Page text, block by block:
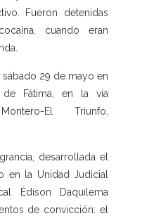
Fueron detenidas
cuando eran
29 de mayo en
Fátima, en la vía
El Triunfo,
desarrollada el
en la Unidad Judicial
Édison Daquilema
de convicción: el